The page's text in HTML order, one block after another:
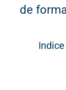
de